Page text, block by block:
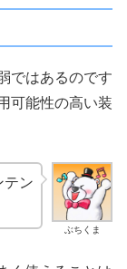
ではあるのです
可能性の高い装
ぶちくま
テン